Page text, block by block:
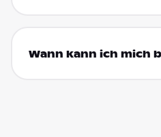
Wann kann ich mich